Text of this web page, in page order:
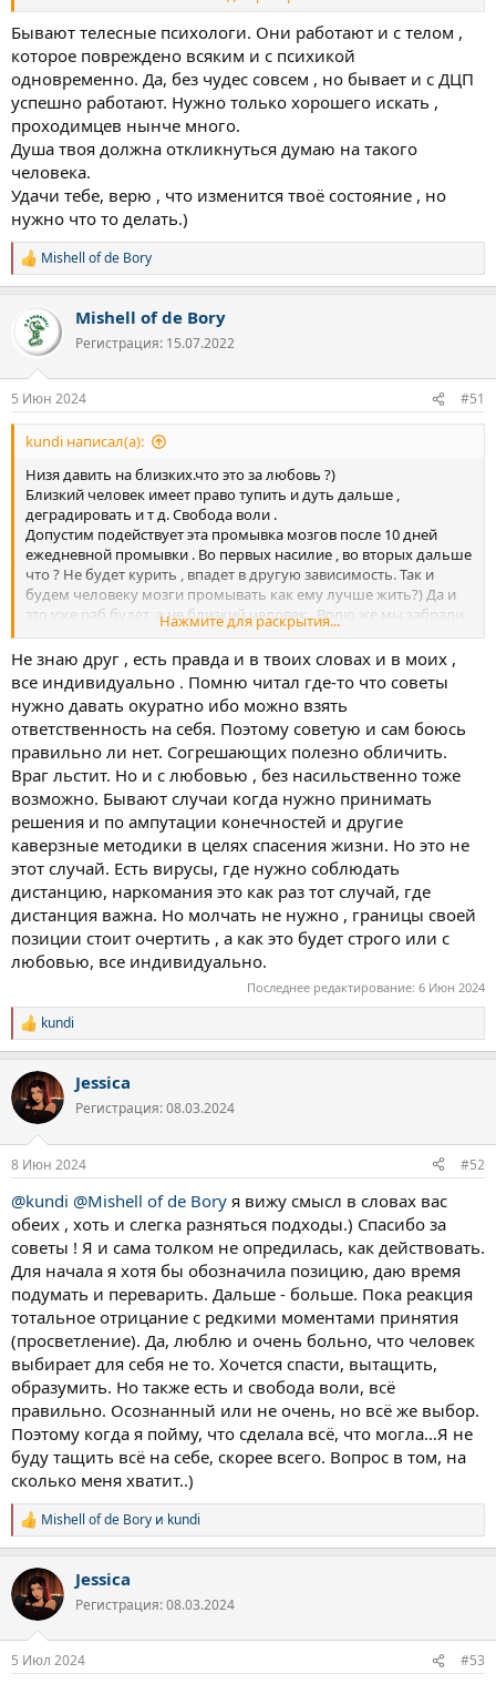
здоровье и чувство что просто запущен механизм - страдать.
Привычка. Плоть глупа. Надо бы влезть грамотному
Бывают телесные психологи. Они работают и с телом ,
которое повреждено всяким и с психикой
одновременно. Да, без чудес совсем , но бывает и с ДЦП
успешно работают. Нужно только хорошего искать ,
проходимцев нынче много.
Душа твоя должна откликнуться думаю на такого
человека.
Удачи тебе, верю , что изменится твоё состояние , но
нужно что то делать.)
Р
е
и
Mishell of de Bory
Mishell of de Bory
Регистрация: 15.07.2022
5 Июн 2024 #51
kundi написал(а):
Низя давить на близких.что это за любовь ?)
Близкий человек имеет право тупить и дуть дальше ,
деградировать и т д. Свобода воли .
Допустим подействует эта промывка мозгов после 10 дней
ежедневной промывки . Во первых насилие , во вторых дальше
что ? Не будет курить , впадет в другую зависимость. Так и
будем человеку мозги промывать как ему лучше жить?) Да и
это уже раб будет ,а не близкий человек . Волю же мы забрали.
Он взрослый парень, он знает что ему надо и как сам . Я бы
обозначил свое отношение к Марии и позицию и все .честно и
просто.
Нажмите для раскрытия...
Не знаю друг , есть правда и в твоих словах и в моих ,
все индивидуально . Помню читал где-то что советы
нужно давать окуратно ибо можно взять
ответственность на себя. Поэтому советую и сам боюсь
правильно ли нет. Согрешающих полезно обличить.
Враг льстит. Но и с любовью , без насильственно тоже
возможно. Бывают случаи когда нужно принимать
решения и по ампутации конечностей и другие
каверзные методики в целях спасения жизни. Но это не
этот случай. Есть вирусы, где нужно соблюдать
дистанцию, наркомания это как раз тот случай, где
дистанция важна. Но молчать не нужно , границы своей
позиции стоит очертить , а как это будет строго или с
любовью, все индивидуально.
Последнее редактирование: 6 Июн 2024
Р
е
к
ц
и
kundi
Jessica
Регистрация: 08.03.2024
8 Июн 2024 #52
@kundi @Mishell of de Bory я вижу смысл в словах вас
обеих , хоть и слегка разняться подходы.) Спасибо за
советы ! Я и сама толком не опредилась, как действовать.
Для начала я хотя бы обозначила позицию, даю время
подумать и переварить. Дальше - больше. Пока реакция
тотальное отрицание с редкими моментами принятия
(просветление). Да, люблю и очень больно, что человек
выбирает для себя не то. Хочется спасти, вытащить,
образумить. Но также есть и свобода воли, всё
правильно. Осознанный или не очень, но всё же выбор.
Поэтому когда я пойму, что сделала всё, что могла…Я не
буду тащить всё на себе, скорее всего. Вопрос в том, на
сколько меня хватит..)
Р
е
к
ц
и
Mishell of de Bory и kundi
Jessica
Регистрация: 08.03.2024
5 Июл 2024 #53